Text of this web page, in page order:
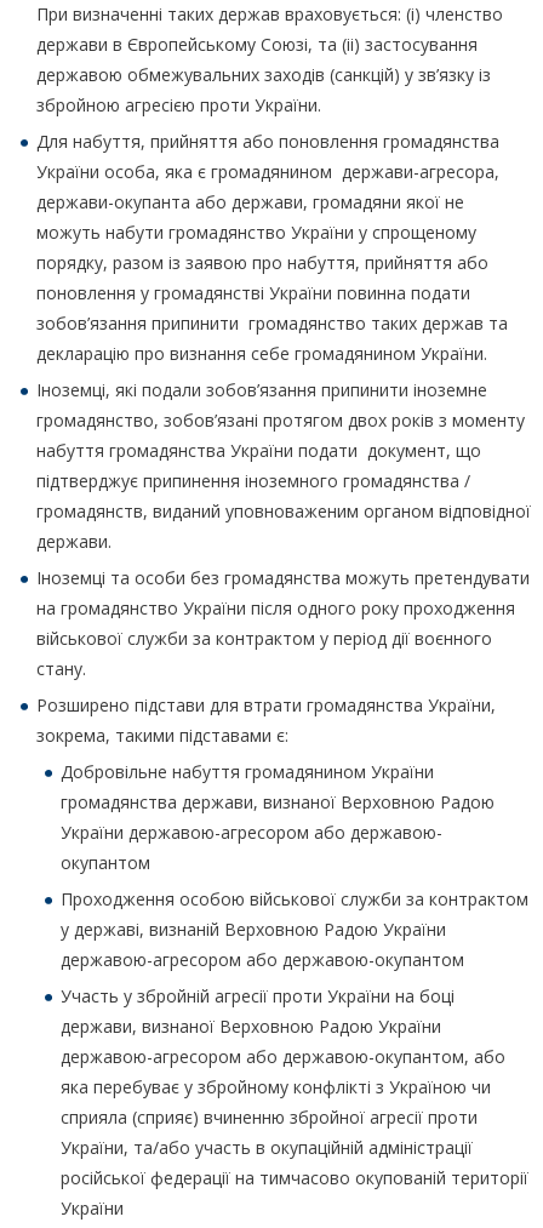
При визначенні таких держав враховується: (і) членство
держави в Європейському Союзі, та (іі) застосування
державою обмежувальних заходів (санкцій) у зв’язку із
збройною агресією проти України.
Для набуття, прийняття або поновлення громадянства
України особа, яка є громадянином держави-агресора,
держави-окупанта або держави, громадяни якої не
можуть набути громадянство України у спрощеному
порядку, разом із заявою про набуття, прийняття або
поновлення у громадянстві України повинна подати
зобов’язання припинити громадянство таких держав та
декларацію про визнання себе громадянином України.
Іноземці, які подали зобов’язання припинити іноземне
громадянство, зобов’язані протягом двох років з моменту
набуття громадянства України подати документ, що
підтверджує припинення іноземного громадянства /
громадянств, виданий уповноваженим органом відповідної
держави.
Іноземці та особи без громадянства можуть претендувати
на громадянство України після одного року проходження
військової служби за контрактом у період дії воєнного
стану.
Розширено підстави для втрати громадянства України,
зокрема, такими підставами є:
Добровільне набуття громадянином України
громадянства держави, визнаної Верховною Радою
України державою-агресором або державою-
окупантом
Проходження особою військової служби за контрактом
у державі, визнаній Верховною Радою України
державою-агресором або державою-окупантом
Участь у збройній агресії проти України на боці
держави, визнаної Верховною Радою України
державою-агресором або державою-окупантом, або
яка перебуває у збройному конфлікті з Україною чи
сприяла (сприяє) вчиненню збройної агресії проти
України, та/або участь в окупаційній адміністрації
російської федерації на тимчасово окупованій території
України